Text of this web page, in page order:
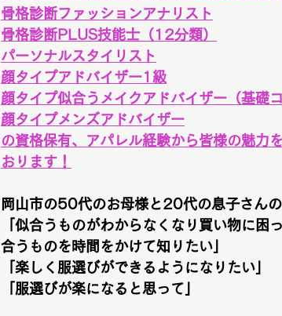
骨格診断ファッションアナリスト
骨格診断PLUS技能士（12分類）
パーソナルスタイリスト
顔タイプアドバイザー1級
顔タイプ似合うメイクアドバイザー（基礎
顔タイプメンズアドバイザー
の資格保有、アパレル経験から皆様の魅力
おります！
岡山市の50代のお母様と20代の息子さん
「似合うものがわからなくなり買い物に困
合うものを時間をかけて知りたい」
「楽しく服選びができるようになりたい」
「服選びが楽になると思って」